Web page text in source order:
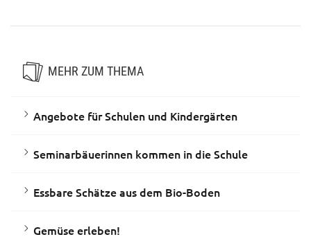
MEHR ZUM THEMA
Angebote für Schulen und Kindergärten
Seminarbäuerinnen kommen in die Schule
Essbare Schätze aus dem Bio-Boden
Gemüse erleben!